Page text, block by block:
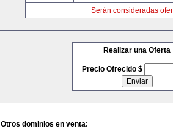
Serán consideradas
Realizar una Oferta
Precio Ofrecido $
Otros dominios en venta: